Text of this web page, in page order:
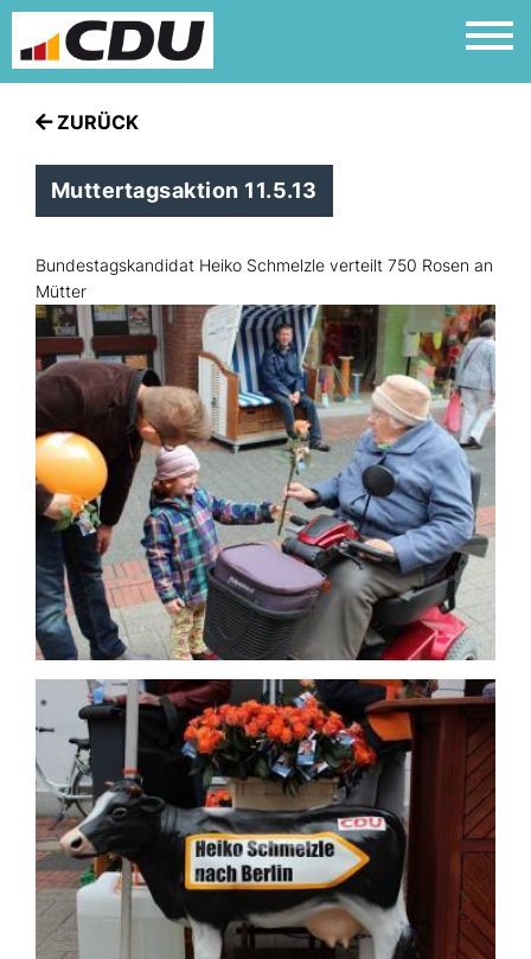
ZURÜCK
Muttertagsaktion 11.5.13
Bundestagskandidat Heiko Schmelzle verteilt 750 Rosen an
Mütter